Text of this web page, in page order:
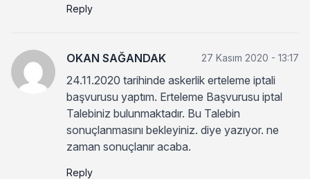
Reply
OKAN SAĞANDAK 27 Kasım 2020 - 13:17
24.11.2020 tarihinde askerlik erteleme iptali
başvurusu yaptım. Erteleme Başvurusu iptal
Talebiniz bulunmaktadır. Bu Talebin
sonuçlanmasını bekleyiniz. diye yazıyor. ne
zaman sonuçlanır acaba.
Reply